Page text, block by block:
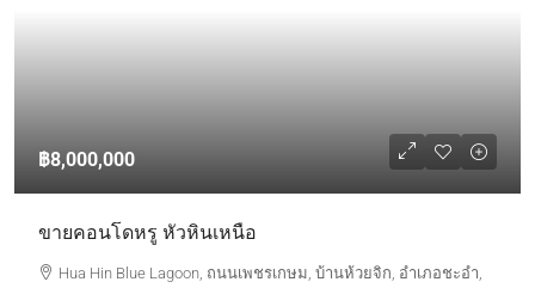
฿8,000,000
ขายคอนโดหรู หัวหินเหนือ
Hua Hin Blue Lagoon, ถนนเพชรเกษม, บ้านห้วยจิก, อำเภอชะอำ,